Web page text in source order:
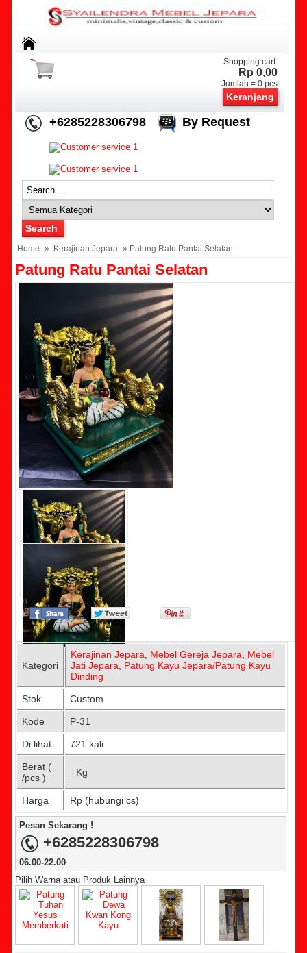
Shopping cart:
Rp 0,00
Jumlah =0 pcs
Keranjang
+6285228306798 By Request
Home » Kerajinan Jepara » Patung Ratu Pantai Selatan
Patung Ratu Pantai Selatan
Kategori
Kerajinan Jepara Mebel Gereja Jepara
Mebel
Jati Jepara
Patung Kayu Jepara/Patung Kayu
Dinding
Stok Custom
Kode P-31
Di lihat 721 kali
Berat (
/pcs )
- Kg
Harga Rp (hubungi cs)
Pesan Sekarang !
+6285228306798
06.00-22.00
Pilih Warna atau Produk Lainnya